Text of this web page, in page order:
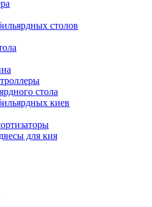
столов
стола
киев
для кия